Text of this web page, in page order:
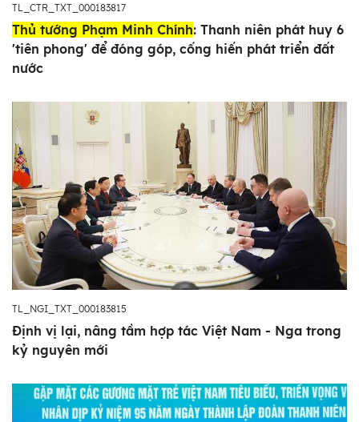
TL_CTR_TXT_000183817
Thủ tướng Phạm Minh Chính: Thanh niên phát huy 6
'tiên phong' để đóng góp, cống hiến phát triển đất
nước
TL_NGI_TXT_000183815
Định vị lại, nâng tầm hợp tác Việt Nam - Nga trong
kỷ nguyên mới